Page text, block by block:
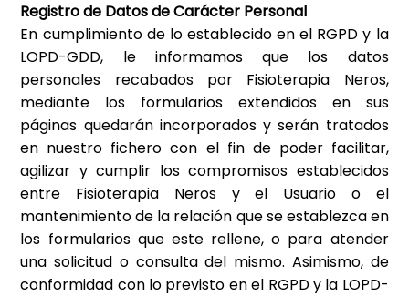
Registro de Datos de Carácter Personal
En cumplimiento de lo establecido en el RGPD y la
LOPD-GDD, le informamos que los datos
personales recabados por Fisioterapia Neros,
mediante los formularios extendidos en sus
páginas quedarán incorporados y serán tratados
en nuestro fichero con el fin de poder facilitar,
agilizar y cumplir los compromisos establecidos
entre Fisioterapia Nerosy el Usuario o el
mantenimiento de la relación que se establezca en
los formularios que este rellene, o para atender
una solicitud o consulta del mismo. Asimismo, de
conformidad con lo previsto en el RGPD y la LOPD-